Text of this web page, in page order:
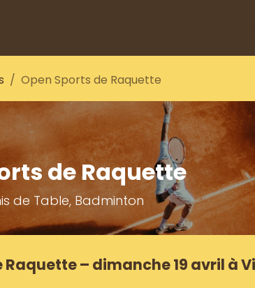
Open Sports de Raquette
de Raquette
de Table, Badminton
Raquette – dimanche 19 avril à